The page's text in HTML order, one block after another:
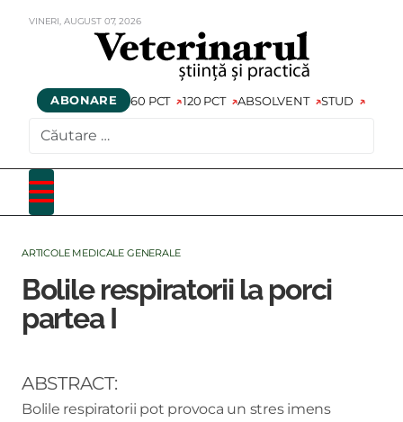
VINERI, AUGUST 07,2026
ABONARE 60 PCT 120 PCT ABSOLVENT STUD
ARTICOLE MEDICALE GENERALE
Bolile respiratorii la porci
partea I
ABSTRACT:
Bolile respiratorii pot provoca un stres imens